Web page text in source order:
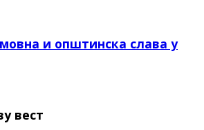
и општинска слава у
вест